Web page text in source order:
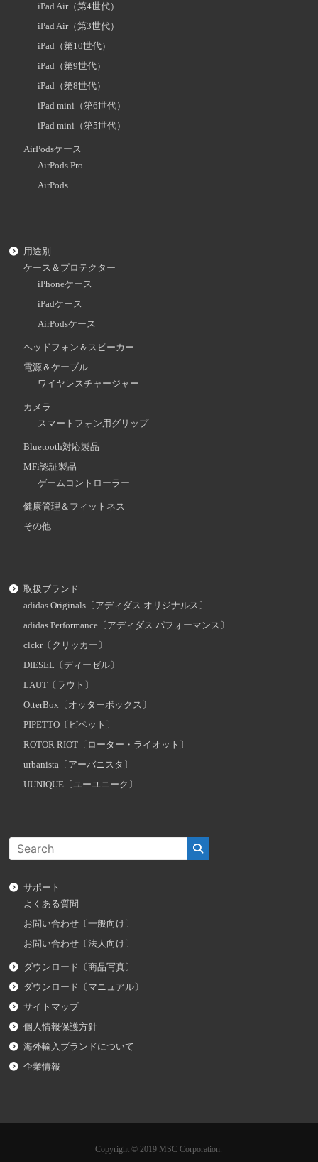
iPad Air（第4世代）
iPad Air（第3世代）
iPad（第10世代）
iPad（第9世代）
iPad（第8世代）
iPad mini（第6世代）
iPad mini（第5世代）
AirPodsケース
AirPods Pro
AirPods
用途別
ケース＆プロテクター
iPhoneケース
iPadケース
AirPodsケース
ヘッドフォン＆スピーカー
電源＆ケーブル
ワイヤレスチャージャー
カメラ
スマートフォン用グリップ
Bluetooth対応製品
MFi認証製品
ゲームコントローラー
健康管理＆フィットネス
その他
取扱ブランド
adidas Originals〔アディダス オリジナルス〕
adidas Performance〔アディダス パフォーマンス〕
clckr〔クリッカー〕
DIESEL〔ディーゼル〕
LAUT〔ラウト〕
OtterBox〔オッターボックス〕
PIPETTO〔ピペット〕
ROTOR RIOT〔ローター・ライオット〕
urbanista〔アーバニスタ〕
UUNIQUE〔ユーユニーク〕
サポート
よくある質問
お問い合わせ〔一般向け〕
お問い合わせ〔法人向け〕
ダウンロード〔商品写真〕
ダウンロード〔マニュアル〕
サイトマップ
個人情報保護方針
海外輸入ブランドについて
企業情報
Copyright © 2019 MSC Corporation.